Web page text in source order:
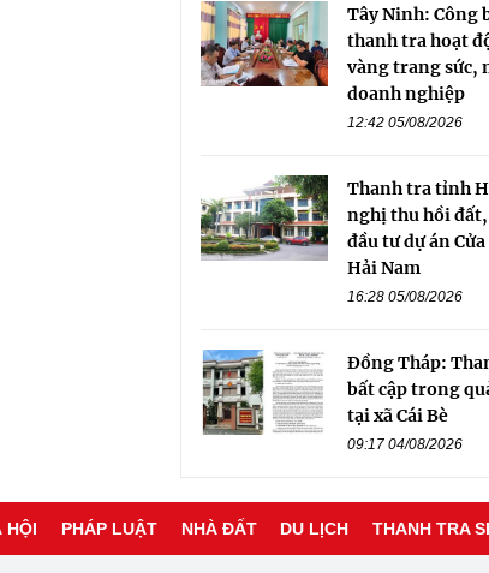
Tây Ninh: Công
thanh tra hoạt
vàng trang sức,
doanh nghiệp
12:42 05/08/2026
Thanh tra tỉnh
nghị thu hồi
đầu tư dự án
Hải Nam
16:28 05/08/2026
Đồng Tháp:
bất cập trong
tại xã Cái Bè
09:17 04/08/2026
HỘI PHÁP LUẬT NHÀ ĐẤT DU LỊCH THANH TRA